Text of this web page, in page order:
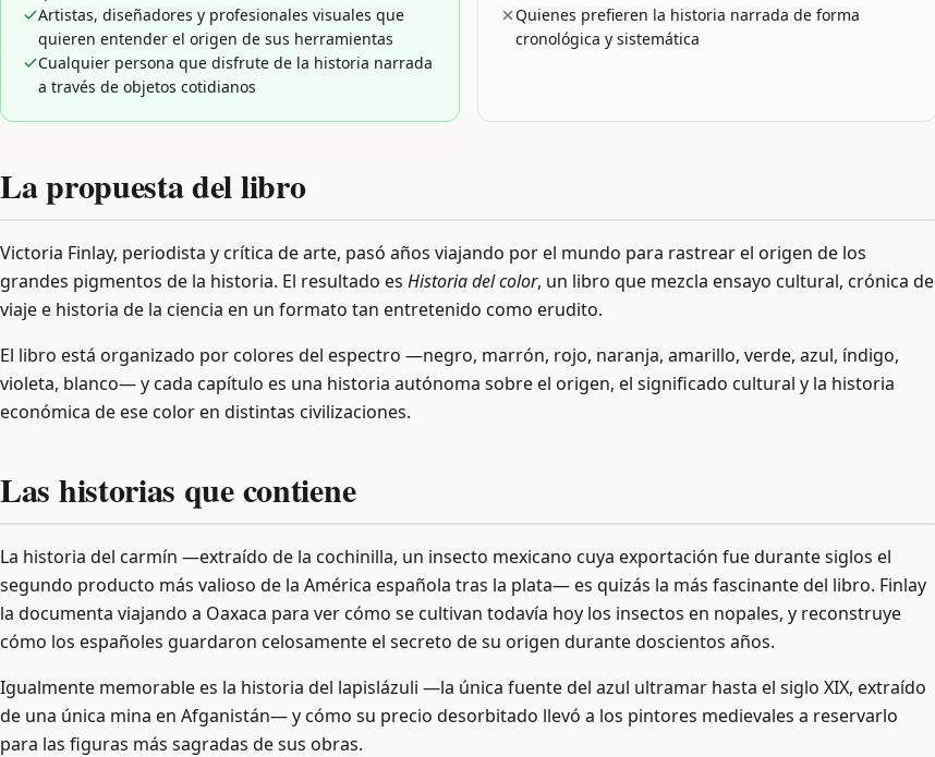
Artistas, diseñadores y profesionales visuales que
quieren entender el origen de sus herramientas
Cualquier persona que disfrute de la historia narrada
a través de objetos cotidianos
Quienes prefieren la historia narrada de forma
cronológica y sistemática
La propuesta del libro
Victoria Finlay, periodista y crítica de arte, pasó años viajando por el mundo para rastrear el origen de los
grandes pigmentos de la historia. El resultado es Historia del color, un libro que mezcla ensayo cultural, crónica de
viaje e historia de la ciencia en un formato tan entretenido como erudito.
El libro está organizado por colores del espectro —negro, marrón, rojo, naranja, amarillo, verde, azul, índigo,
violeta, blanco— y cada capítulo es una historia autónoma sobre el origen, el significado cultural y la historia
económica de ese color en distintas civilizaciones.
Las historias que contiene
La historia del carmín —extraído de la cochinilla, un insecto mexicano cuya exportación fue durante siglos el
segundo producto más valioso de la América española tras la plata— es quizás la más fascinante del libro. Finlay
la documenta viajando a Oaxaca para ver cómo se cultivan todavía hoy los insectos en nopales, y reconstruye
cómo los españoles guardaron celosamente el secreto de su origen durante doscientos años.
Igualmente memorable es la historia del lapislázuli —la única fuente del azul ultramar hasta el siglo XIX, extraído
de una única mina en Afganistán— y cómo su precio desorbitado llevó a los pintores medievales a reservarlo
para las figuras más sagradas de sus obras.